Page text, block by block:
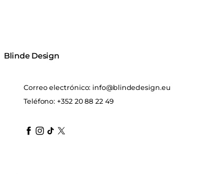
Blinde Design
Correo electrónico: info@blindedesign.eu
Teléfono: +352 20 88 22 49
blindedesign
blindedesign
blindedesign
blinde-design
blindedesign